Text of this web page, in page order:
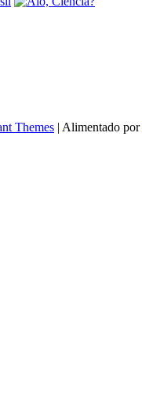
Themes | Alimentado por